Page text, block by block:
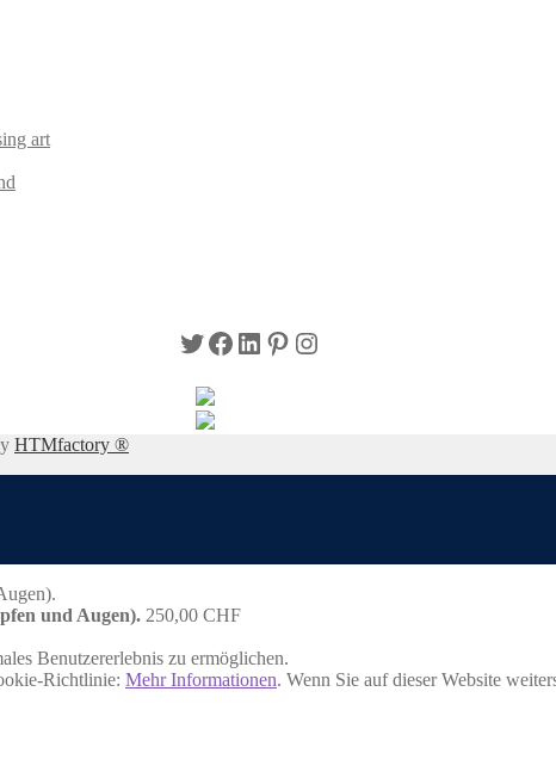
art
Twitter
Facebook
LinkedIn
Pinterest
Instagram
HTMfactory ®
und Augen). 250,00 CHF
Benutzererlebnis zu ermöglichen.
Richtlinie: Mehr Informationen. Wenn Sie auf dieser Website